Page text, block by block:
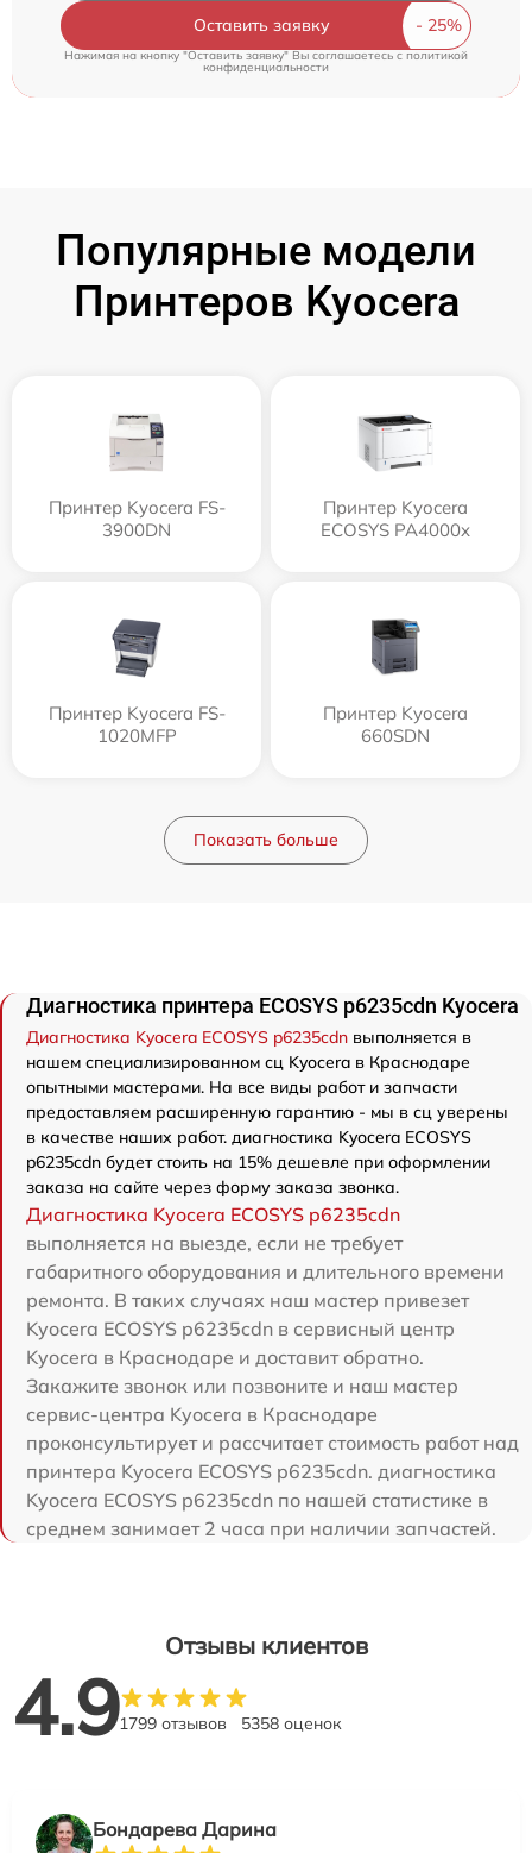
Оставить заявку
Нажимая на кнопку "Оставить заявку" Вы соглашаетесь c политикой
конфиденциальности
Популярные модели
Принтеров Kyocera
Принтер Kyocera FS-
3900DN
Принтер Kyocera
ECOSYS PA4000x
Принтер Kyocera FS-
1020MFP
Принтер Kyocera
660SDN
Показать больше
Диагностика принтера ECOSYS p6235cdn Kyocera
Диагностика Kyocera ECOSYS p6235cdn выполняется в
нашем специализированном сц Kyocera в Краснодаре
опытными мастерами. На все виды работ и запчасти
предоставляем расширенную гарантию - мы в сц уверены
в качестве наших работ. диагностика Kyocera ECOSYS
p6235cdn будет стоить на 15% дешевле при оформлении
заказа на сайте через форму заказа звонка.
Диагностика Kyocera ECOSYS p6235cdn
выполняется на выезде, если не требует
габаритного оборудования и длительного времени
ремонта. В таких случаях наш мастер привезет
Kyocera ECOSYS p6235cdn в сервисный центр
Kyocera в Краснодаре и доставит обратно.
Закажите звонок или позвоните и наш мастер
сервис-центра Kyocera в Краснодаре
проконсультирует и рассчитает стоимость работ над
принтера Kyocera ECOSYS p6235cdn. диагностика
Kyocera ECOSYS p6235cdn по нашей статистике в
среднем занимает 2 часа при наличии запчастей.
Отзывы клиентов
4.91799 отзывов 5358 оценок
Бондарева Дарина